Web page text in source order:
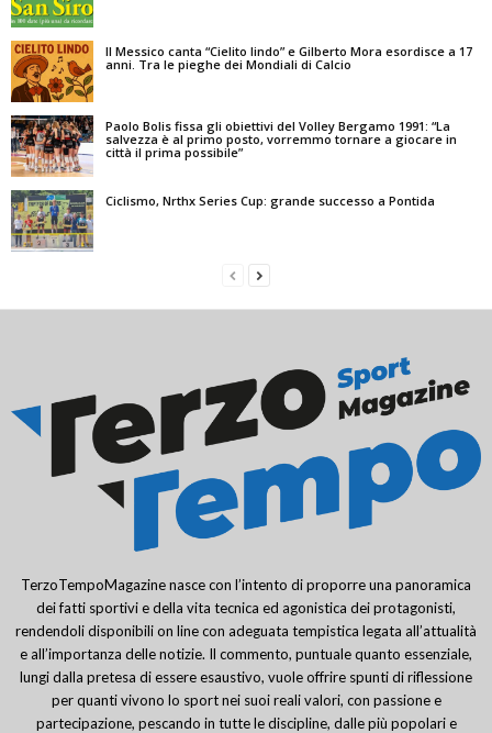
Il Messico canta “Cielito lindo” e Gilberto Mora esordisce a 17
anni. Tra le pieghe dei Mondiali di Calcio
Paolo Bolis fissa gli obiettivi del Volley Bergamo 1991: “La
salvezza è al primo posto, vorremmo tornare a giocare in
città il prima possibile”
Ciclismo, Nrthx Series Cup: grande successo a Pontida
TerzoTempoMagazine nasce con l’intento di proporre una panoramica
dei fatti sportivi e della vita tecnica ed agonistica dei protagonisti,
rendendoli disponibili on line con adeguata tempistica legata all’attualità
e all’importanza delle notizie. Il commento, puntuale quanto essenziale,
lungi dalla pretesa di essere esaustivo, vuole offrire spunti di riflessione
per quanti vivono lo sport nei suoi reali valori, con passione e
partecipazione, pescando in tutte le discipline, dalle più popolari e